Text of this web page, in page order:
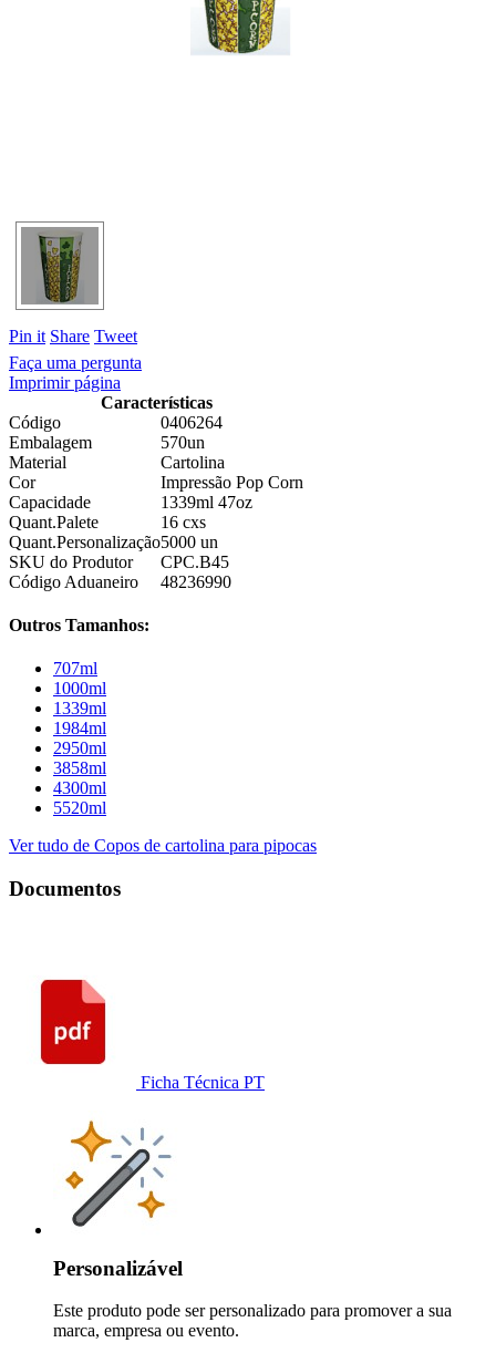
Pin it Share Tweet
Faça uma pergunta
Imprimir página
Características
Código
0406264
Embalagem
570un
Material
Cartolina
Cor
Impressão Pop Corn
Capacidade
1339ml 47oz
Quant.Palete
16 cxs
Quant.Personalização5000 un
SKU do Produtor
CPC.B45
Código Aduaneiro
48236990
Outros Tamanhos:
707ml
1000ml
1339ml
1984ml
2950ml
3858ml
4300ml
5520ml
Ver tudo de Copos de cartolina para pipocas
Documentos
Ficha Técnica PT
Personalizável
Este produto pode ser personalizado para promover a sua
marca, empresa ou evento.